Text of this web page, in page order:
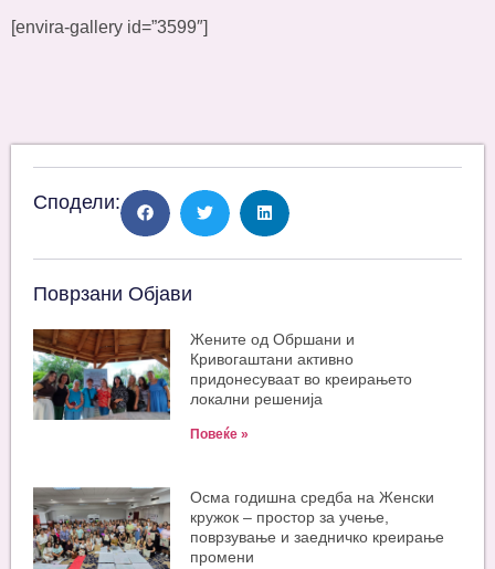
[envira-gallery id=”3599″]
Сподели:
Поврзани Објави
Жените од Обршани и
Кривогаштани активно
придонесуваат во креирањето
локални решенија
Повеќе »
Oсма годишна средба на Женски
кружок – простор за учење,
поврзување и заедничко креирање
промени